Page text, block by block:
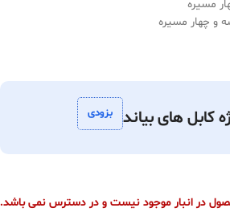
کابل های بیاند بزودی
در انبار موجود نیست و در دسترس نمی باشد.